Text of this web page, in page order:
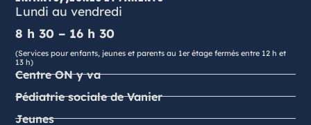
Lundi au vendredi
8 h 30 – 16 h 30
(Services pour enfants, jeunes et parents au 1er étage fermés entre 12 h et
13 h)
Centre ON y va
Pédiatrie sociale de Vanier
Jeunes